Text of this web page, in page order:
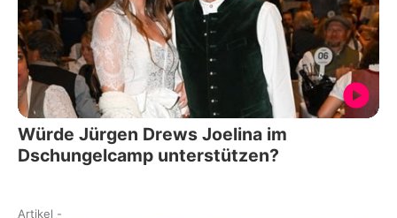
Würde Jürgen Drews Joelina im
Dschungelcamp unterstützen?
Artikel -